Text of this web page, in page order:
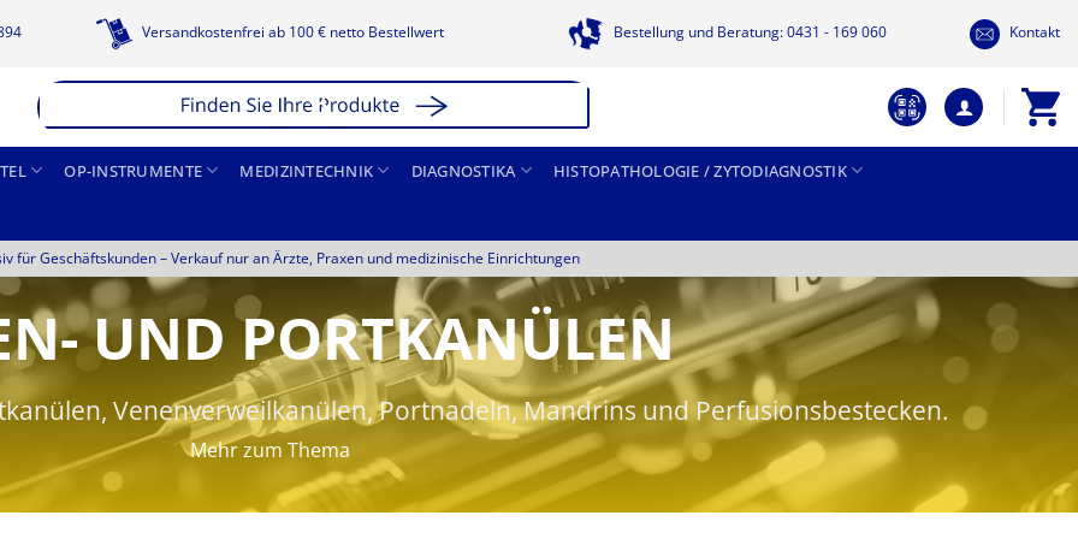
Versandkostenfrei ab 100 € netto Bestellwert Bestellung und Beratung: 0431 - 169 060 Kontakt
OP-INSTRUMENTE MEDIZINTECHNIK DIAGNOSTIKA HISTOPATHOLOGIE / ZYTODIAGNOSTIK
für Geschäftskunden –Verkauf nur an Ärzte, Praxen und medizinische Einrichtungen
UND PORTKANÜLEN
Venenverweilkanülen, Portnadeln, Mandrins und Perfusionsbestecken.
Mehr zum Thema